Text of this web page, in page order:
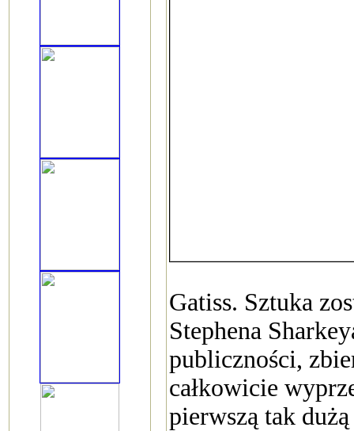
Gatiss. Sztuka
Stephena
publiczności,
całkowicie
pierwszą tak